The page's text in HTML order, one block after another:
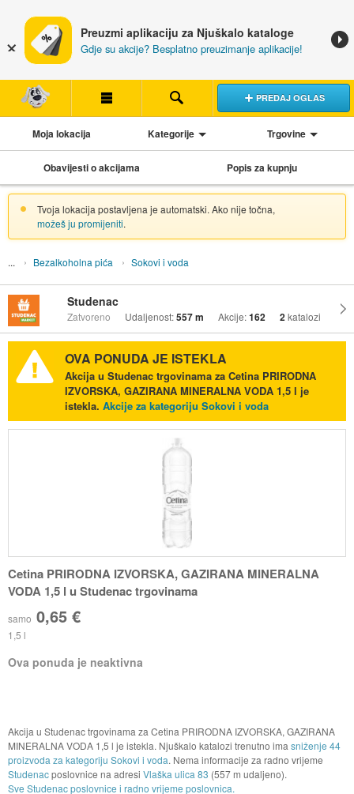
Preuzmi aplikaciju za Njuškalo kataloge
Gdje su akcije? Besplatno preuzimanje aplikacije!
PREDAJ OGLAS
Moja lokacija Kategorije Trgovine
Obavijesti o akcijama Popis za kupnju
Tvoja lokacija postavljena je automatski. Ako nije točna,
možeš ju promijeniti.
Bezalkoholna pića Sokovi i voda
Studenac
Zatvoreno Udaljenost:557 m Akcije:162 2katalozi
OVA PONUDA JE ISTEKLA
Akcija u Studenac trgovinama za Cetina PRIRODNA
IZVORSKA, GAZIRANA MINERALNA VODA 1,5 l je
istekla. Akcije za kategoriju Sokovi i voda
Cetina PRIRODNA IZVORSKA, GAZIRANA MINERALNA
VODA 1,5 l u Studenac trgovinama
samo 0,65 €
1,5 l
Ova ponuda je neaktivna
Akcija u Studenac trgovinama za Cetina PRIRODNA IZVORSKA, GAZIRANA
MINERALNA VODA 1,5 l je istekla. Njuškalo katalozi trenutno ima sniženje 44
proizvoda za kategoriju Sokovi i voda. Nema informacije za radno vrijeme
Studenacposlovnice na adresi Vlaška ulica 83 (557 m udaljeno).
Sve Studenac poslovnice i radno vrijeme poslovnica.